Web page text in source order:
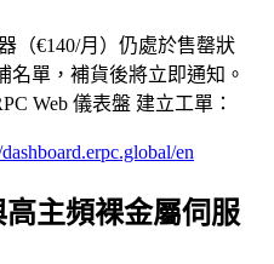
（€140/月）仍處於售罄狀
名單，補貨後將立即通知。
Web 儀表盤 建立工單：
en
高主頻裸金屬伺服